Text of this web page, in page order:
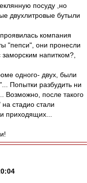
посуду ,но
двухлитровые бутыли
компания
"пепси", они пронесли
заморским напитком?,
одного- двух, были
Попытки разбудить ни
Возможно, после такого
стадио стали
приходящих...